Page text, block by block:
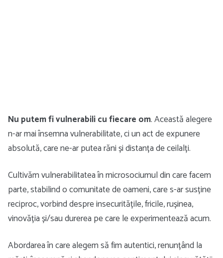
Nu putem fi vulnerabili cu fiecare om. Această alegere
n-ar mai însemna vulnerabilitate, ci un act de expunere
absolută, care ne-ar putea răni și distanța de ceilalți.
Cultivăm vulnerabilitatea în microsociumul din care facem
parte, stabilind o comunitate de oameni, care s-ar susține
reciproc, vorbind despre insecuritățile, fricile, rușinea,
vinovăția și/sau durerea pe care le experimentează acum.
Abordarea în care alegem să fim autentici, renunțând la